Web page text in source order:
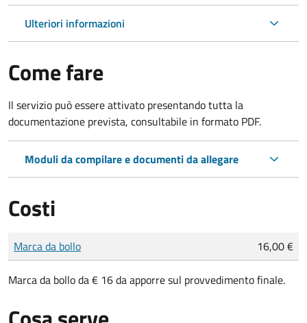
Ulteriori informazioni
Come fare
Il servizio può essere attivato presentando tutta la
documentazione prevista, consultabile in formato PDF.
Moduli da compilare e documenti da allegare
Costi
Tipo di pagamento
Importo
Marca da bollo 16,00 €
Marca da bollo da € 16 da apporre sul provvedimento finale.